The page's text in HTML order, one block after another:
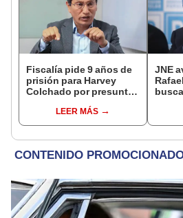
Fiscalía pide 9 años de
prisión para Harvey
Colchado por presunta
incompatible y falsedad
ideológica
LEER MÁS
JNE